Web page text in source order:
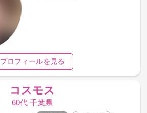
プロフィールを見る
コスモス
60代 千葉県